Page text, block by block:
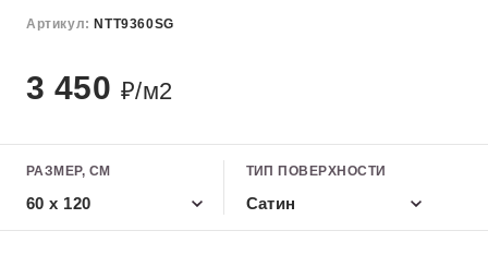
Артикул: NTT9360SG
3 450 ₽/м2
РАЗМЕР, СМ
60 x 120
ТИП ПОВЕРХНОСТИ
Сатин